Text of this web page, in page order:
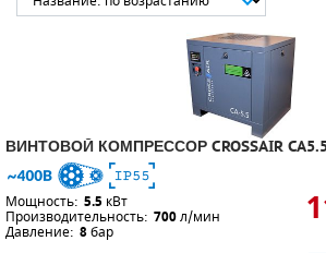
ВИНТОВОЙ КОМПРЕССОР CROSSAIR
Мощность: 5.5 кВт
Производительность: 700л/мин
Давление: 8бар
СМЕННЫЕ ЭЛЕМЕНТЫ МАГИСТРАЛЬНЫХ
ДЛЯ АДСОРБЦИОННЫХ ОСУШИТЕЛЕЙ
ЭЛЕКТРОДВИГАТЕЛИ
БЕНЗИНОВЫЕ ДВИГАТЕЛИ
ДИЗЕЛЬНЫЕ ДВИГАТЕЛИ